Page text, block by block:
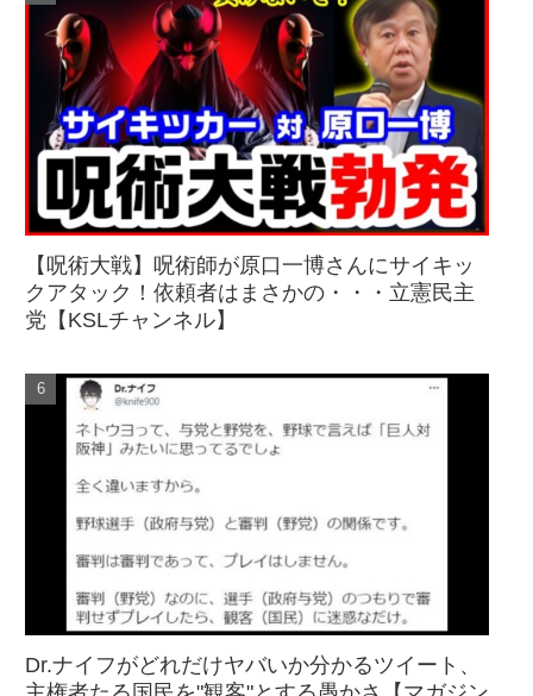
【呪術大戦】呪術師が原口一博さんにサイキッ
クアタック！依頼者はまさかの・・・立憲民主
党【KSLチャンネル】
Dr.ナイフがどれだけヤバいか分かるツイート、